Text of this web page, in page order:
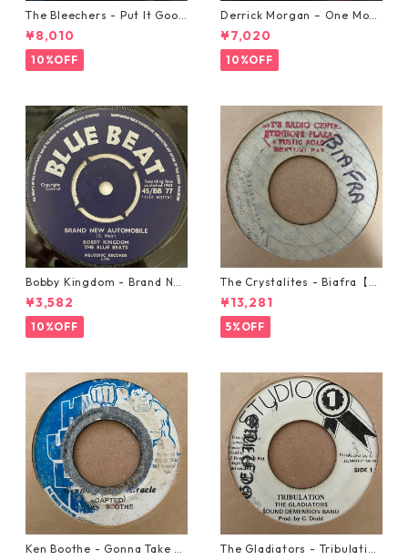
The Bleechers - Put It Good
【7-21637】
¥8,010
10%OFF
Derrick Morgan – One Morn
ing In May【7-21653】
¥7,020
10%OFF
Bobby Kingdom - Brand Ne
w Automobile【7-20889】
¥3,582
10%OFF
The Crystalites - Biafra【7-
21293】
¥13,281
5%OFF
Ken Boothe - Gonna Take A
The Gladiators - Tribulation